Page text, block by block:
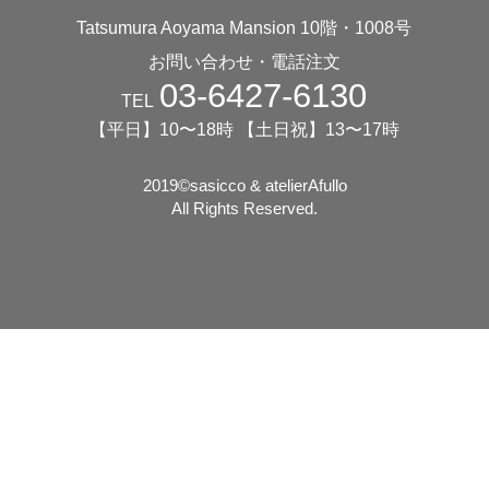
Tatsumura Aoyama Mansion 10階・1008号
お問い合わせ・電話注文
TEL 03-6427-6130
【平日】10〜18時 【土日祝】13〜17時
2019©️sasicco & atelierAfullo
All Rights Reserved.